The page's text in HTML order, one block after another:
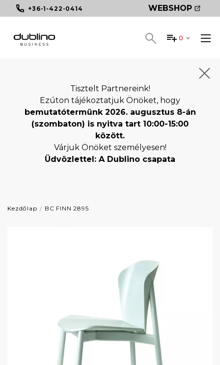
+36-1-422-0414 WEBSHOP
0
Tisztelt Partnereink!
Ezúton tájékoztatjuk Önöket, hogy
bemutatótermünk 2026. augusztus 8-án
(szombaton) is nyitva tart 10:00-15:00
között.
Várjuk Önöket személyesen!
Üdvözlettel: A Dublino csapata
Kezdőlap BC FINN 2895